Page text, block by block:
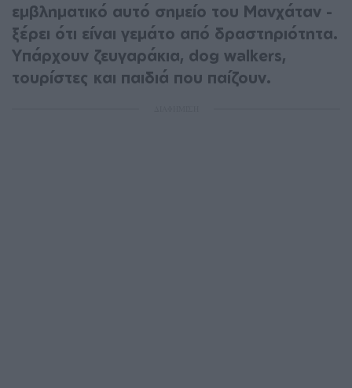
εμβληματικό αυτό σημείο του Μανχάταν -
ξέρει ότι είναι γεμάτο από δραστηριότητα.
Υπάρχουν ζευγαράκια, dog walkers,
τουρίστες και παιδιά που παίζουν.